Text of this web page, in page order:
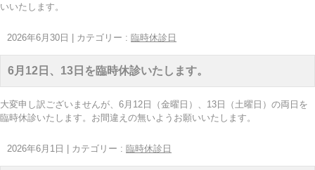
いいたします。
2026年6月30日 カテゴリー : 臨時休診日
6月12日、13日を臨時休診いたします。
大変申し訳ございませんが、6月12日（金曜日）、13日（土曜日）の両日を
臨時休診いたします。お間違えの無いようお願いいたします。
2026年6月1日 カテゴリー : 臨時休診日